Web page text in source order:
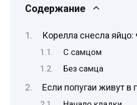
Содержание
Корелла снесла яйцо:
С самцом
Без самца
Если попугаи живут в